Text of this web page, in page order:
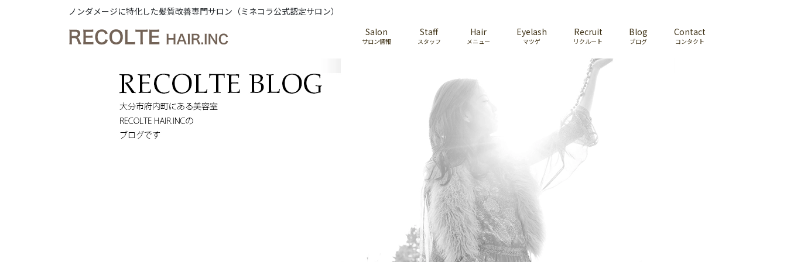
ノンダメージに特化した髪質改善専門サロン（ミネコラ公式認定サロン）
Salon
サロン情報
Staff
スタッフ
Hair
メニュー
Eyelash
マツゲ
Recruit
リクルート
Blog
ブログ
Contact
コンタクト